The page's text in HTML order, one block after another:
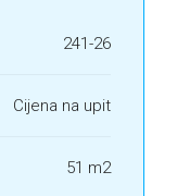
241-26
Cijena na upit
51 m2